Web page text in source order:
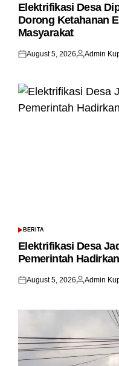
Elektrifikasi Desa
Dorong Ketahanan
Masyarakat
Posted
August 5, 2026
Posted
Admin
POSTED
BERITA
Elektrifikasi Desa
Pemerintah
Posted
August 5, 2026
Posted
Admin